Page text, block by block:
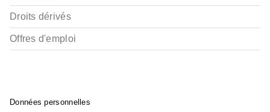
Droits dérivés
Offres d'emploi
Données personnelles